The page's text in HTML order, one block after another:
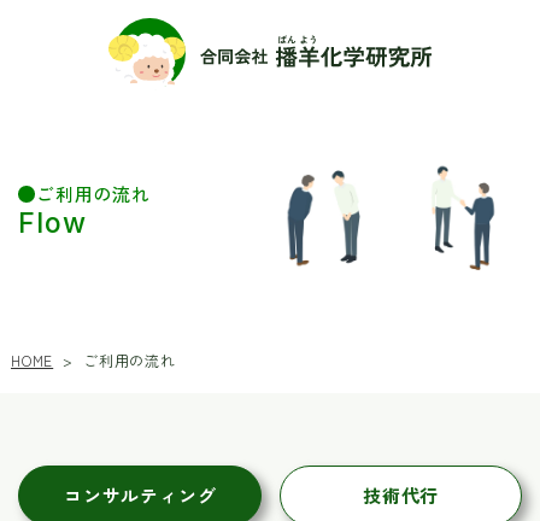
ご利用の流れ
Flow
HOME > ご利用の流れ
コンサルティング 技術代行